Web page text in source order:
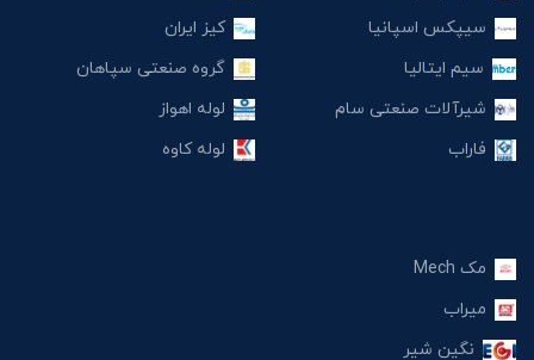
سیپکس اسپانیا
سیم ایتالیا
شیرآلات صنعتی سام
فاراب
کیز ایران
گروه صنعتی سپاهان
لوله اهواز
لوله کاوه
مک Mech
میراب
نگین شیر